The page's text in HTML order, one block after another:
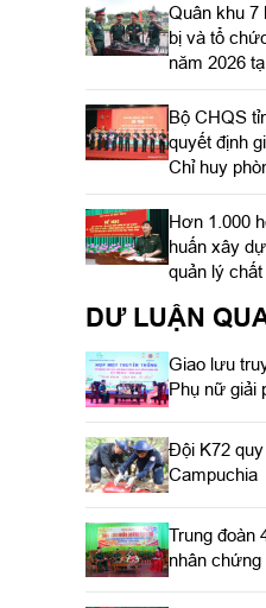
Quân khu 7
bị và tổ
năm 2026
Bộ CHQS
quyết định
Chỉ huy
Hơn 1.000
huấn xây
quản lý
DƯ LUẬN
Giao lưu
Phụ nữ giải
Đội K72 quy
Campuchia
Trung đoàn
nhân